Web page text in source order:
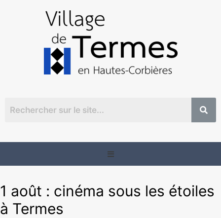
1 août : cinéma sous les étoiles
à Termes